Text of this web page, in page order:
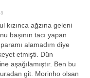
kızınca ağzına geleni
başının tacı yapan
alamadım diye
etmişti. Dün
aşağılamıştır. Ben bu
git. Morinho olsan